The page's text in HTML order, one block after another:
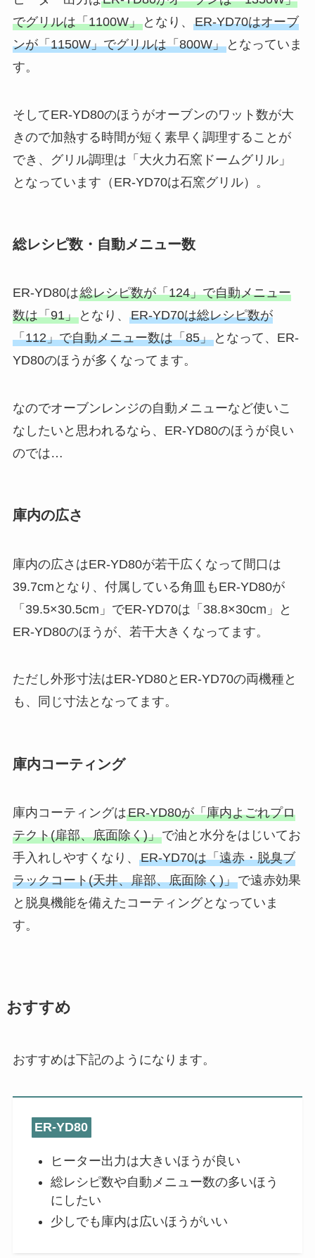
でグリルは「1100W」となり、 ER-YD70はオーブ
ンが「1150W」でグリルは「800W」となっていま
す。
そしてER-YD80のほうがオーブンのワット数が大
きので加熱する時間が短く素早く調理することが
でき、グリル調理は「大火力石窯ドームグリル」
となっています（ER-YD70は石窯グリル）。
総レシピ数・自動メニュー数
ER-YD80は総レシピ数が「124」で自動メニュー
数は「91」となり、 ER-YD70は総レシピ数が
「112」で自動メニュー数は「85」となって、ER-
YD80のほうが多くなってます。
なのでオーブンレンジの自動メニューなど使いこ
なしたいと思われるなら、ER-YD80のほうが良い
のでは…
庫内の広さ
庫内の広さはER-YD80が若干広くなって間口は
39.7cmとなり、付属している角皿もER-YD80が
「39.5×30.5cm」でER-YD70は「38.8×30cm」と
ER-YD80のほうが、若干大きくなってます。
ただし外形寸法はER-YD80とER-YD70の両機種と
も、同じ寸法となってます。
庫内コーティング
庫内コーティングはER-YD80が「庫内よごれプロ
テクト(扉部、底面除く)」で油と水分をはじいてお
手入れしやすくなり、 ER-YD70は「遠赤・脱臭ブ
ラックコート(天井、扉部、底面除く)」で遠赤効果
と脱臭機能を備えたコーティングとなっていま
す。
おすすめ
おすすめは下記のようになります。
ER-YD80
ヒーター出力は大きいほうが良い
総レシピ数や自動メニュー数の多いほう
にしたい
少しでも庫内は広いほうがいい